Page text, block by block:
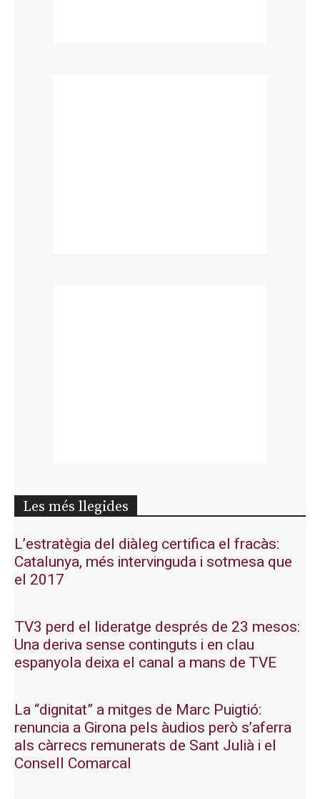
Les més llegides
L’estratègia del diàleg certifica el fracàs:
Catalunya, més intervinguda i sotmesa que
el 2017
TV3 perd el lideratge després de 23 mesos:
Una deriva sense continguts i en clau
espanyola deixa el canal a mans de TVE
La “dignitat” a mitges de Marc Puigtió:
renuncia a Girona pels àudios però s’aferra
als càrrecs remunerats de Sant Julià i el
Consell Comarcal